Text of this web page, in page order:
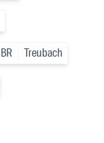
BR Treubach